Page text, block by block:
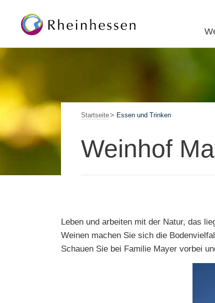
Startseite Essen und Trinken
Weinhof
Leben und arbeiten mit der Natur, das
Weinen machen Sie sich die
Schauen Sie bei Familie Mayer vorbei